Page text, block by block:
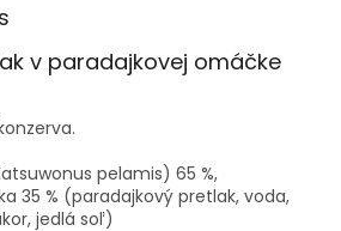
v paradajkovej omáčke
pelamis) 65 %,
35 % (paradajkový pretlak, voda,
jedlá soľ)